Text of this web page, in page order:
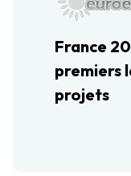
France
premiers
projets